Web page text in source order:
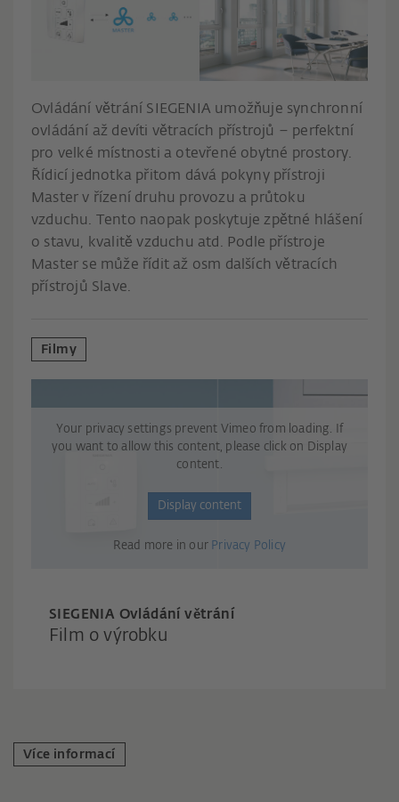
Ovládání větrání SIEGENIA umožňuje synchronní
ovládání až devíti větracích přístrojů – perfektní
pro velké místnosti a otevřené obytné prostory.
Řídicí jednotka přitom dává pokyny přístroji
Master v řízení druhu provozu a průtoku
vzduchu. Tento naopak poskytuje zpětné hlášení
o stavu, kvalitě vzduchu atd. Podle přístroje
Master se může řídit až osm dalších větracích
přístrojů Slave.
Filmy
Your privacy settings prevent Vimeo from loading. If
you want to allow this content, please click on Display
content.
Display content
Read more in our Privacy Policy
SIEGENIA Ovládání větrání
Film o výrobku
Více informací